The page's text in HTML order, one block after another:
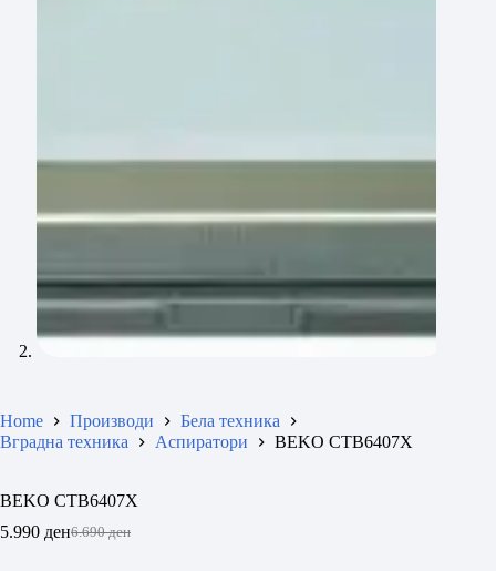
Home Производи
Бела техника
Вградна техника
Аспиратори BEKO CTB6407X
BEKO CTB6407X
6.690ден
Original
5.990 денCurrent